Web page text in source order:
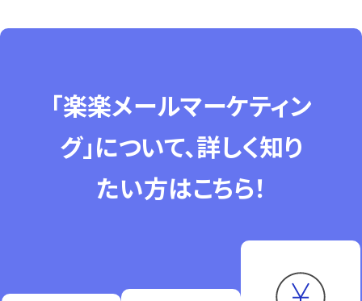
「楽楽メールマーケティン
グ」について、詳しく知り
たい方はこちら！